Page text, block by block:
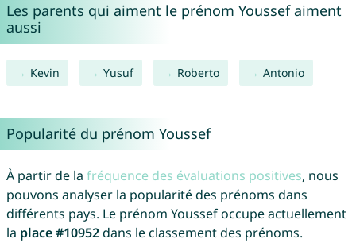
Les parents qui aiment le prénom Youssef aiment
aussi
Kevin Yusuf Roberto Antonio
Popularité du prénom Youssef
À partir de la fréquence des évaluations positives, nous
pouvons analyser la popularité des prénoms dans
différents pays. Le prénom Youssef occupe actuellement
la place #10952dans le classement des prénoms.